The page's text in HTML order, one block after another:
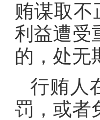
贿谋取
利益遭受
的，处无
行贿人
罚，或者